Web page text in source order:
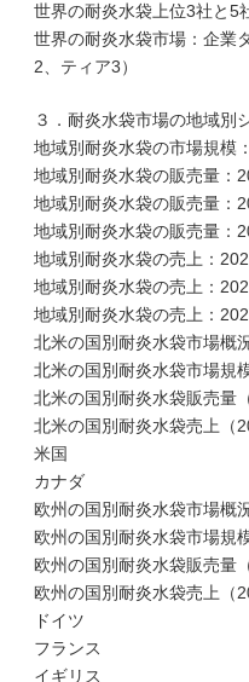
世界の耐炎水袋上位3社と5
世界の耐炎水袋市場：企業
2、ティア3）
３．耐炎水袋市場の地域別
地域別耐炎水袋の市場規模
地域別耐炎水袋の販売量：
地域別耐炎水袋の販売量：
地域別耐炎水袋の販売量：
地域別耐炎水袋の売上：
地域別耐炎水袋の売上：
地域別耐炎水袋の売上：
北米の国別耐炎水袋市場概
北米の国別耐炎水袋市場規
北米の国別耐炎水袋販売量
北米の国別耐炎水袋売上（
米国
カナダ
欧州の国別耐炎水袋市場概
欧州の国別耐炎水袋市場規
欧州の国別耐炎水袋販売量
欧州の国別耐炎水袋売上（
ドイツ
フランス
イギリス